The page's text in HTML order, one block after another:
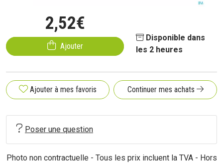
2,52€
Ajouter
Disponible dans
les 2 heures
Ajouter à mes favoris Continuer mes achats
Poser une question
Photo non contractuelle - Tous les prix incluent la TVA - Hors